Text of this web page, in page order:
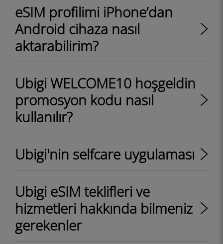
eSIM profilimi iPhone’dan
Android cihaza nasıl
aktarabilirim?
Ubigi WELCOME10 hoşgeldin
promosyon kodu nasıl
kullanılır?
Ubigi'nin selfcare uygulaması
Ubigi eSIM teklifleri ve
hizmetleri hakkında bilmeniz
gerekenler